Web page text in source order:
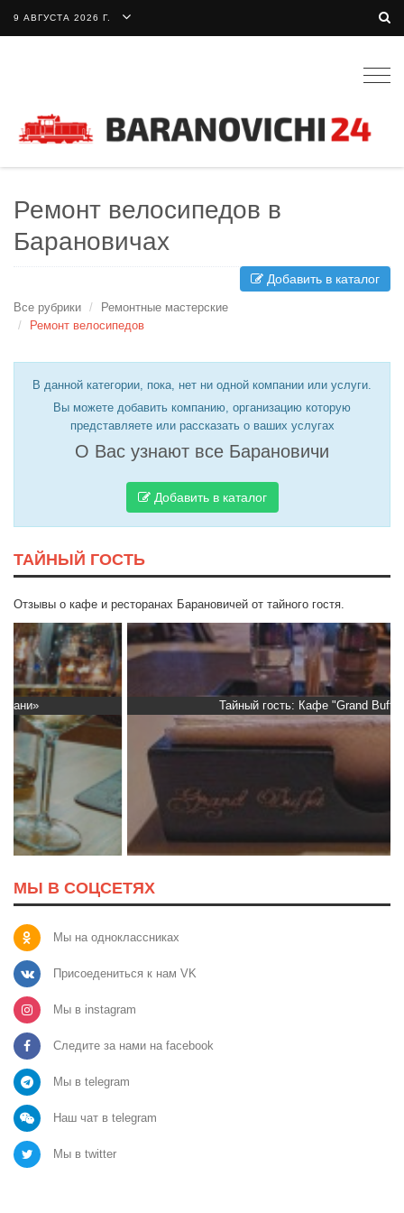
9 АВГУСТА 2026 Г.
Ремонт велосипедов в
Барановичах
Добавить в каталог
Все рубрики
Ремонтные мастерские
Ремонт велосипедов
В данной категории, пока, нет ни одной компании или услуги.
Вы можете добавить компанию, организацию которую
представляете или рассказать о ваших услугах
О Вас узнают все Барановичи
Добавить в каталог
ТАЙНЫЙ ГОСТЬ
Отзывы о кафе и ресторанах Барановичей от тайного гостя.
Тайный гость: Кафе "Grand Buffet"
МЫ В СОЦСЕТЯХ
Мы на одноклассниках
Присоедениться к нам VK
Мы в instagram
Следите за нами на facebook
Мы в telegram
Наш чат в telegram
Мы в twitter